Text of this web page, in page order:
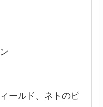
ールド、ネトのピ